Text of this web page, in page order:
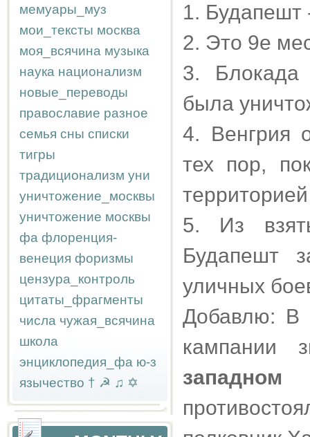
мемуары_муз
мои_тексты москва
моя_всячина музыка
наука национализм
новые_переводы
православие разное
семья сны списки
тигры
традиционализм уни
уничтожение_москвы
уничтожение москвы
фа флоренция-
венеция форизмы
цензура_контроль
цитаты_фрагменты
числа чужая_всячина
школа
энциклопедия_фа ю-з
язычество † ☭ ♫ ✡
1. Будапешт
2. Это 9е
3. Блокада
была
4. Венгрия
тех пор,
5. Из
Будапешт
уличных
Добавлю: В
кампании
западном